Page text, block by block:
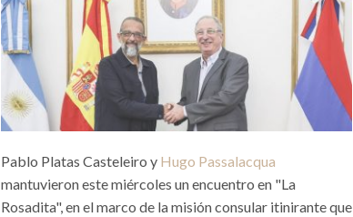
Pablo Platas Casteleiro y Hugo Passalacqua
mantuvieron este miércoles un encuentro en "La
Rosadita", en el marco de la misión consular itinirante que